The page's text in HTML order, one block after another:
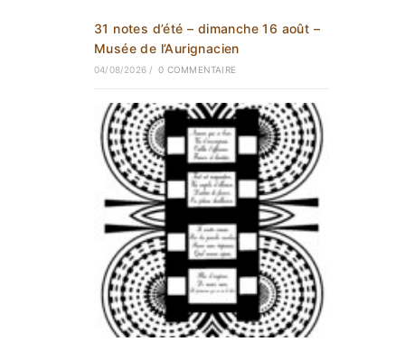
31 notes d’été – dimanche 16 août –
Musée de l’Aurignacien
04/08/2026 / 0 COMMENTAIRE